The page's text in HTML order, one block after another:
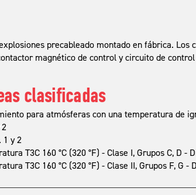
precableado montado en fábrica.
magnético de control y circuito de
clasificadas
para atmósferas con una temperatura de
1 y 2
T3C 160 °C (320 °F) - Clase I, Grupos C, D -
T3C 160 °C (320 °F) - Clase II, Grupos F, G -